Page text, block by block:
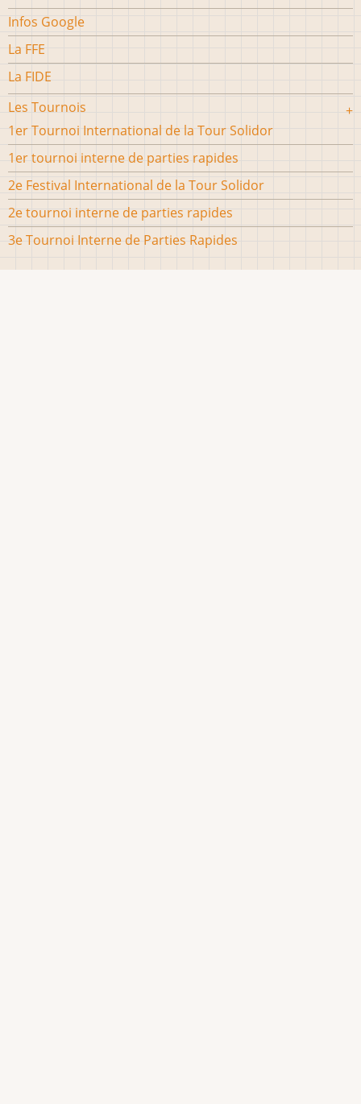
Infos Google
La FFE
La FIDE
Les Tournois
1er Tournoi International de la Tour Solidor
1er tournoi interne de parties rapides
2e Festival International de la Tour Solidor
2e tournoi interne de parties rapides
3e Tournoi Interne de Parties Rapides